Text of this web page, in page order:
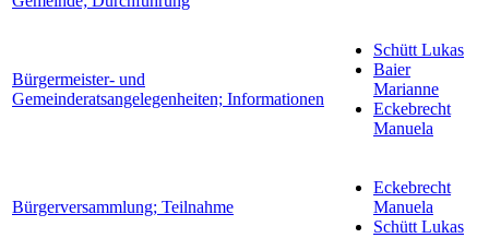
Bürgermeister- und
Gemeinderatsangelegenheiten; Informationen
Schütt Lukas
Baier
Marianne
Eckebrecht
Manuela
Bürgerversammlung; Teilnahme
Eckebrecht
Manuela
Schütt Lukas